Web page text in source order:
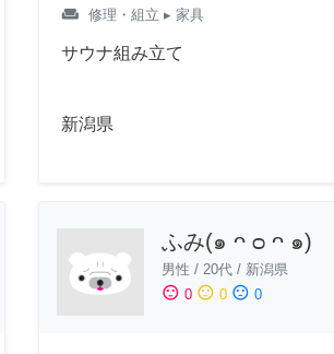
weekend 修理・組立 ▸ 家具
サウナ組み立て
新潟県
ふみ(๑ ᴖ ᴑ ᴖ ๑)
男性 / 20代/ 新潟県
sentiment_satisfied 0 sentiment_neutral 0 sentiment_dissatisfied 0